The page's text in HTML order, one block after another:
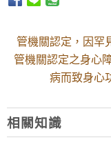
管機關認定，因罕
管機關認定之身心
病而致身心
相關知識